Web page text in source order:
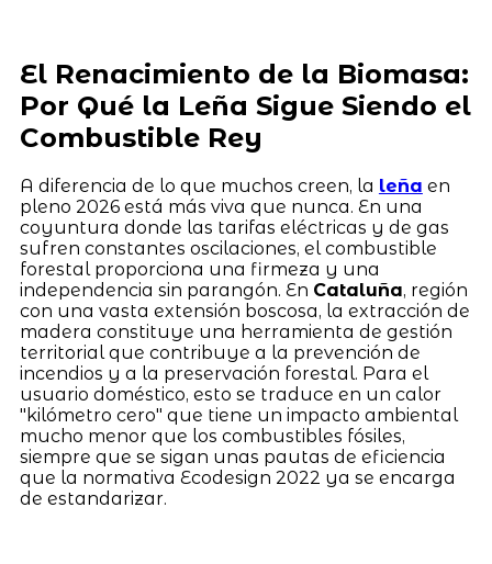
El Renacimiento de la Biomasa:
Por Qué la Leña Sigue Siendo el
Combustible Rey
A diferencia de lo que muchos creen, la leña en
pleno 2026 está más viva que nunca. En una
coyuntura donde las tarifas eléctricas y de gas
sufren constantes oscilaciones, el combustible
forestal proporciona una firmeza y una
independencia sin parangón. En Cataluña, región
con una vasta extensión boscosa, la extracción de
madera constituye una herramienta de gestión
territorial que contribuye a la prevención de
incendios y a la preservación forestal. Para el
usuario doméstico, esto se traduce en un calor
"kilómetro cero" que tiene un impacto ambiental
mucho menor que los combustibles fósiles,
siempre que se sigan unas pautas de eficiencia
que la normativa Ecodesign 2022 ya se encarga
de estandarizar.